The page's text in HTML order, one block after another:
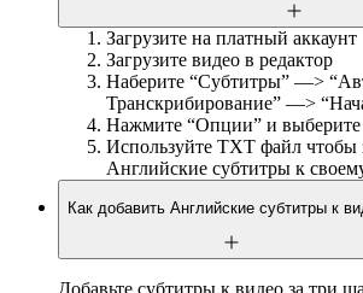
Загрузите на платный аккаунт
Загрузите видео в редактор
Наберите “Субтитры” —>
Транскрибирование” —>
Нажмите “Опции” и
Используйте TXT файл чтобы
Английские субтитры к
Как добавить Английские субтитры к